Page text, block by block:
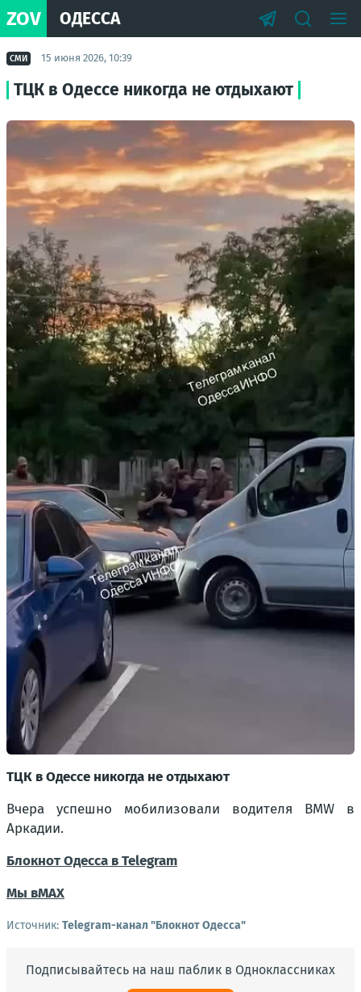
ZOV ОДЕССА
СМИ 15 июня 2026, 10:39
ТЦК в Одессе никогда не отдыхают
ТЦК в Одессе никогда не отдыхают
Вчера успешно мобилизовали водителя BMW в
Аркадии.
Блокнот Одесса в Telegram
Мы вМАХ
Источник: Telegram-канал "Блокнот Одесса"
Подписывайтесь на наш паблик в Одноклассниках